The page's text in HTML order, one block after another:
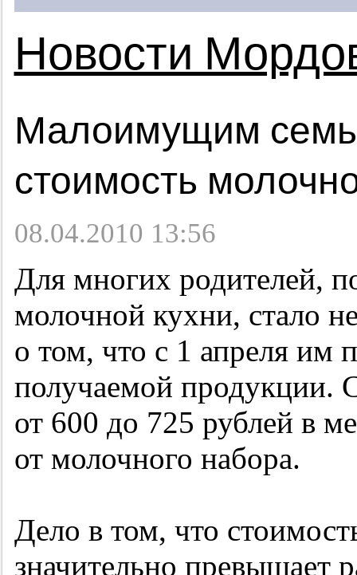
Новости
Малоимущим
стоимость
08.04.2010 13:56
Для многих родителей,
молочной кухни, стало
о том, что с 1 апреля им
получаемой продукции.
от 600 до 725 рублей в
от молочного набора.
Дело в том, что
значительно превышает